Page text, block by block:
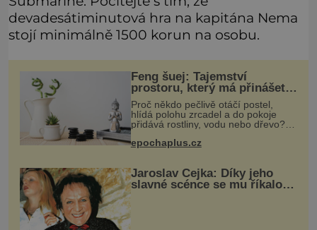
devadesátiminutová hra na kapitána Nema
stojí minimálně 1500 korun na osobu.
Feng šuej: Tajemství
prostoru, který má přinášet
štěstí
Proč někdo pečlivě otáčí postel,
hlídá polohu zrcadel a do pokoje
přidává rostliny, vodu nebo dřevo?
Feng šuej tvrdí, že domov není jen
soubor zdí a nábytku. Je to prostor,
epochaplus.cz
Jaroslav Čejka: Díky jeho
slavné scénce se mu říkalo
pan Slepička